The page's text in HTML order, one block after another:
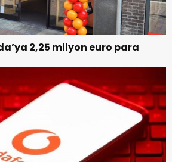
2,25 milyon euro para